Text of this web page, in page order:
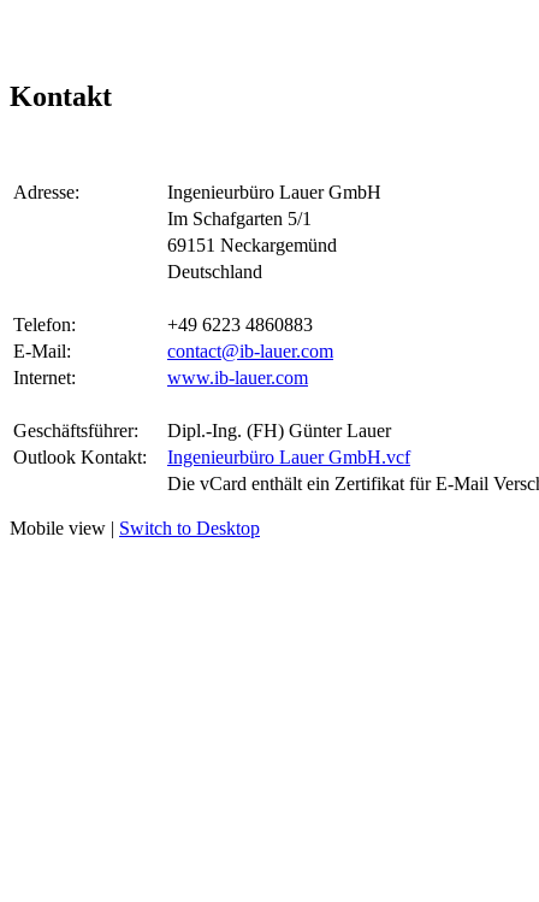
Kontakt
Adresse:
Ingenieurbüro Lauer GmbH
Im Schafgarten 5/1
69151 Neckargemünd
Deutschland
Telefon:
+49 6223 4860883
E-Mail:
contact@ib-lauer.com
Internet:
www.ib-lauer.com
Geschäftsführer:
Dipl.-Ing. (FH) Günter Lauer
Outlook Kontakt:
Ingenieurbüro Lauer GmbH.vcf
Die vCard enthält ein Zertifikat für E-Mail
Mobile view | Switch to Desktop